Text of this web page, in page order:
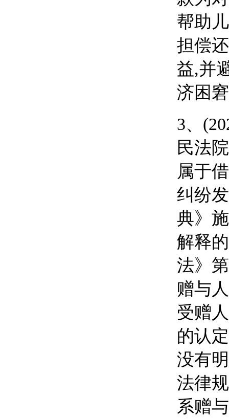
帮助
担偿
益,并
济困
3、
民法
属于
纠纷
典》
解释
法》
赠与
受赠
的认
没有
法律
系赠